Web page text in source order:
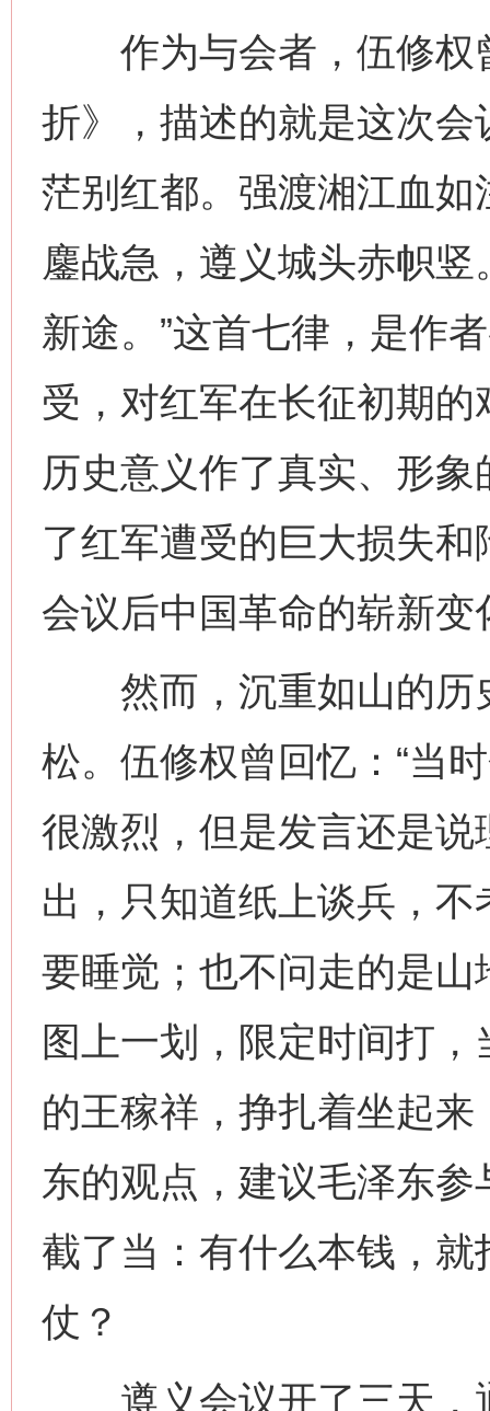
作为与会者，伍修权
折》，描述的就是这次会
茫别红都。强渡湘江血
鏖战急，遵义城头赤帜
新途。”这首七律，是作
受，对红军在长征初期
历史意义作了真实、形
了红军遭受的巨大损失
会议后中国革命的崭新变
然而，沉重如山的历
松。伍修权曾回忆：“当
很激烈，但是发言还是说
出，只知道纸上谈兵，
要睡觉；也不问走的是
图上一划，限定时间打
的王稼祥，挣扎着坐起
东的观点，建议毛泽东
截了当：有什么本钱，
仗？
遵义会议开了三天，